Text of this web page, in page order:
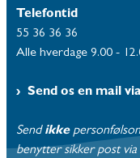
Telefontid
55 36 36 36
Alle hverdage 9.00 -
Send os en mail
Send ikke
benytter sikker post via